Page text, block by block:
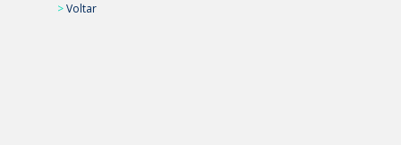
>Voltar